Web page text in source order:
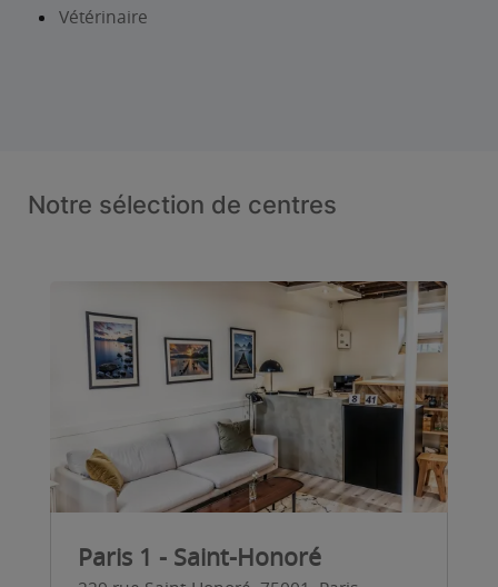
Vétérinaire
Notre sélection de centres
Paris 1 - Saint-Honoré